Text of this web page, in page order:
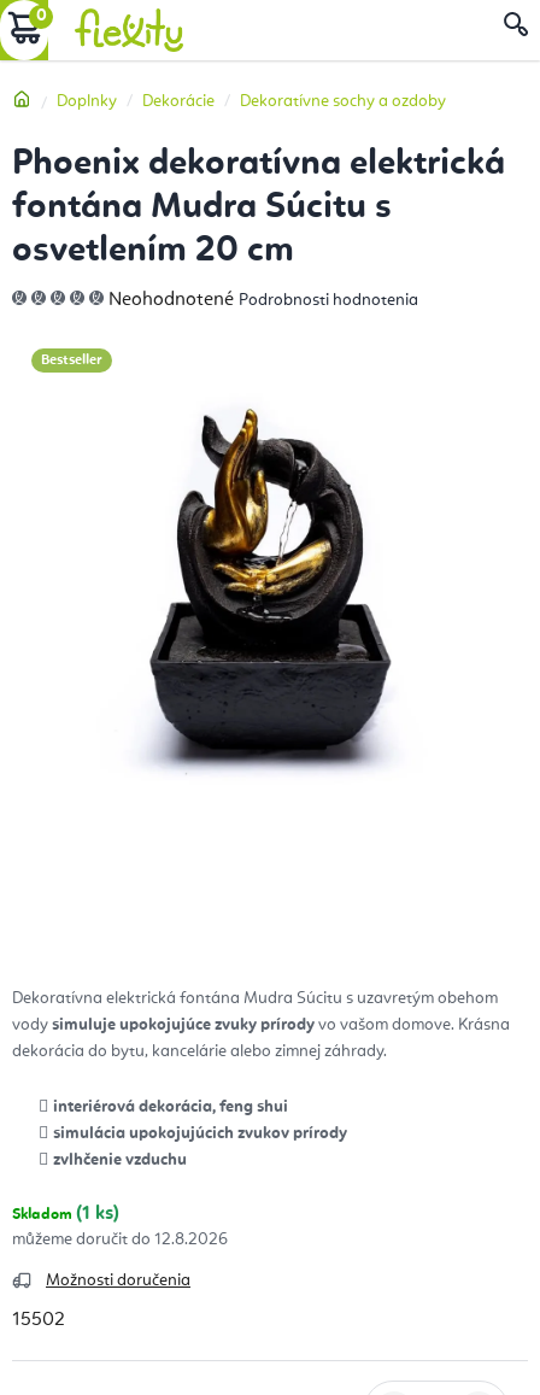
Prejsť
na
NÁKUPNÝ
DomovDoplnky Dekorácie Dekoratívne sochy a ozdoby
Dekoratívna elektrická fontána Mudra Súcitu s uzavretým obehom
vody simuluje upokojujúce zvuky prírody vo vašom domove. Krásna
dekorácia do bytu, kancelárie alebo zimnej záhrady.
interiérová dekorácia, feng shui
simulácia upokojujúcich zvukov prírody
zvlhčenie vzduchu
Skladom (1 ks)
12.8.2026
Možnosti doručenia
15502
Phoenix dekoratívna elektrická
fontána Mudra Súcitu s
osvetlením 20 cm
Priemerné
hodnotenie
0,0
z
Neohodnotené Podrobnosti hodnotenia
Bestseller